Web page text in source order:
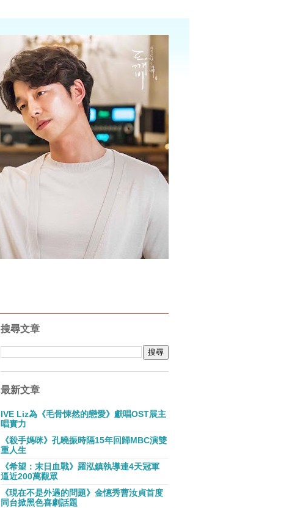
搜尋文章
最新文章
IVE Liz為《毛骨悚然的戀愛》獻唱OST展主
唱實力
《殺手媽咪》孔曉振時隔15年回歸MBC演雙
重人生
《希望：末日血戰》羅泓鎮執導連4天冠軍
逼近200萬觀眾
《現在不是外遇的問題》金憓秀曹汝貞首度
同台掀黑色喜劇話題